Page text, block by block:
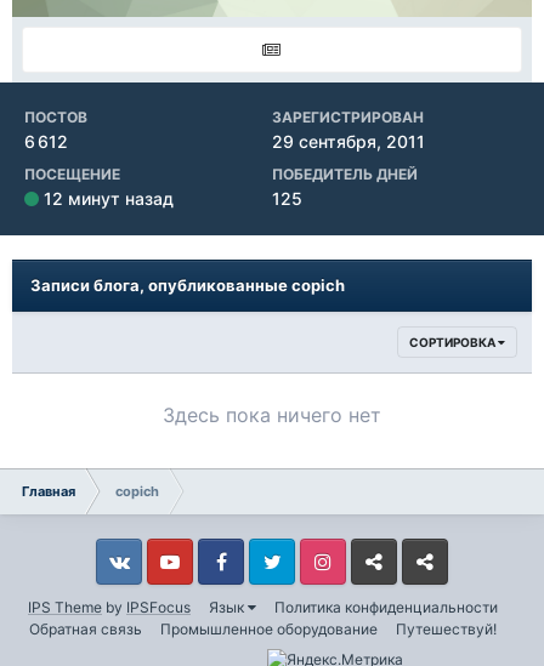
ПОСТОВ
6 612
ЗАРЕГИСТРИРОВАН
29 сентября, 2011
ПОСЕЩЕНИЕ
12 минут назад
ПОБЕДИТЕЛЬ ДНЕЙ
125
Записи блога, опубликованные copich
СОРТИРОВКА
Здесь пока ничего нет
Главная copich
IPS Theme by IPSFocus Язык
Политика конфиденциальности
Обратная связь
Промышленное оборудование Путешествуй!
VkontakteYouTube FacebookTwitter InstagramLivejournalOdnoklassniki